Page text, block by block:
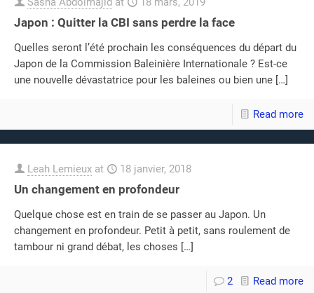
Japon : Quitter la CBI sans perdre la face
Quelles seront l’été prochain les conséquences du départ du
Japon de la Commission Baleinière Internationale ? Est-ce
une nouvelle dévastatrice pour les baleines ou bien une […]
Read more
Leah Lemieux at 18 janvier, 2018
Un changement en profondeur
Quelque chose est en train de se passer au Japon. Un
changement en profondeur. Petit à petit, sans roulement de
tambour ni grand débat, les choses […]
2 Read more